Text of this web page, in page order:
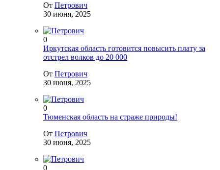
От Петрович
30 июня, 2025
0
Иркутская область готовится повысить плату за
отстрел волков до 20 000
От Петрович
30 июня, 2025
0
Тюменская область на страже природы!
От Петрович
30 июня, 2025
0